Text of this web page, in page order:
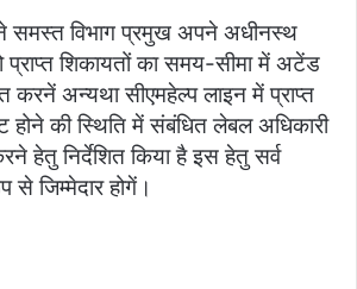
समस्त विभाग प्रमुख अपने अधीनस्थ
प्राप्त शिकायतों का समय-सीमा में अटेंड
करनें अन्यथा सीएमहेल्प लाइन में प्राप्त
की स्थिति में संबंधित लेबल अधिकारी
हेतु निर्देशित किया है इस हेतु सर्व
से जिम्मेदार होगें।